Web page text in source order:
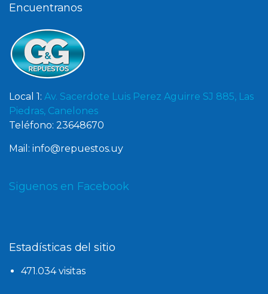
Encuentranos
Local 1: Av. Sacerdote Luis Perez Aguirre SJ 885, Las
Piedras, Canelones
Teléfono: 23648670
Mail: info@repuestos.uy
Siguenos en Facebook
Estadísticas del sitio
471.034 visitas